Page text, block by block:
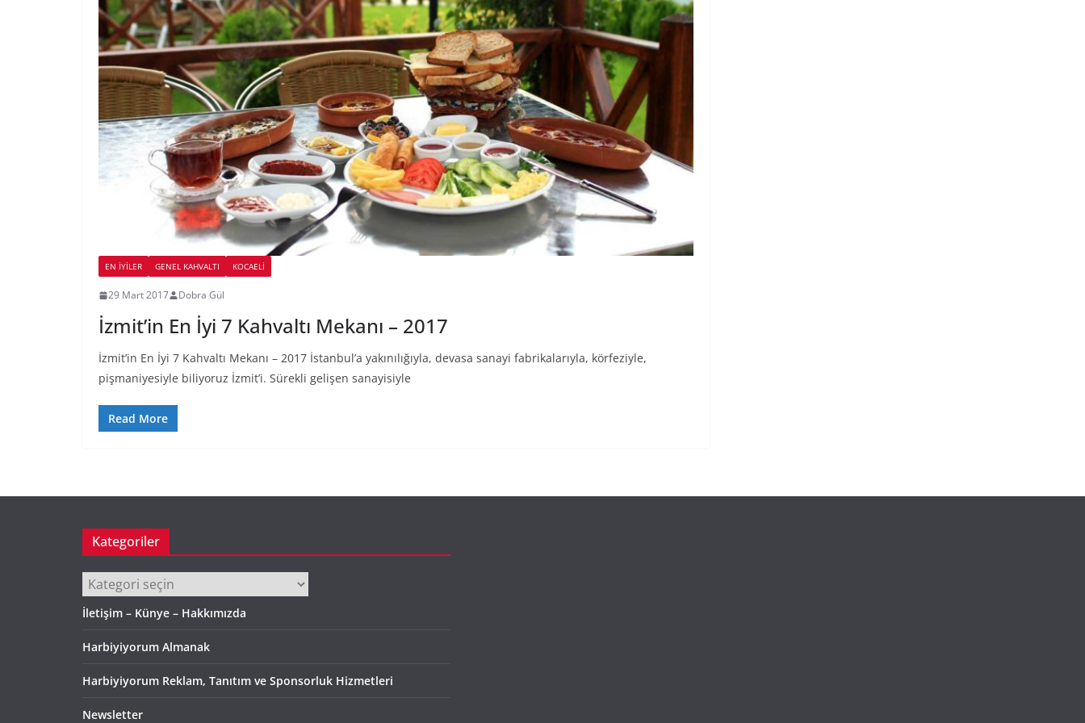
EN İYILER GENEL KAHVALTI KOCAELI
29 Mart 2017 Dobra Gül
İzmit’in En İyi 7 Kahvaltı Mekanı – 2017
İzmit’in En İyi 7 Kahvaltı Mekanı – 2017 İstanbul’a yakınılığıyla, devasa sanayi fabrikalarıyla, körfeziyle,
pişmaniyesiyle biliyoruz İzmit’i. Sürekli gelişen sanayisiyle
Read More
Kategoriler
Kategoriler
İletişim – Künye – Hakkımızda
Harbiyiyorum Almanak
Harbiyiyorum Reklam, Tanıtım ve Sponsorluk Hizmetleri
Newsletter